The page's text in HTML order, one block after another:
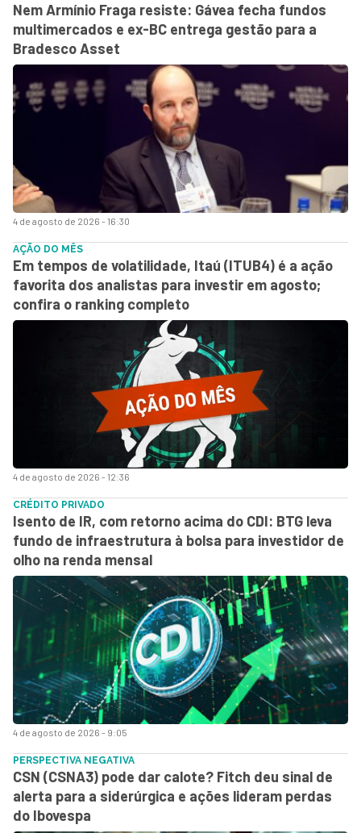
4 de agosto de 2026 - 16:30
Nem Armínio Fraga resiste: Gávea fecha fundos
multimercados e ex-BC entrega gestão para a
Bradesco Asset
4 de agosto de 2026 - 12:36
AÇÃO DO MÊS
Em tempos de volatilidade, Itaú (ITUB4) é a ação
favorita dos analistas para investir em agosto;
confira o ranking completo
4 de agosto de 2026 - 9:05
CRÉDITO PRIVADO
Isento de IR, com retorno acima do CDI: BTG leva
fundo de infraestrutura à bolsa para investidor de
olho na renda mensal
PERSPECTIVA NEGATIVA
CSN (CSNA3) pode dar calote? Fitch deu sinal de
alerta para a siderúrgica e ações lideram perdas
do Ibovespa